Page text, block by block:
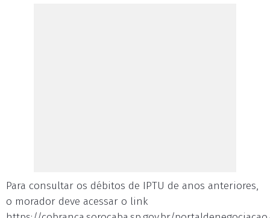
Para consultar os débitos de IPTU de anos anteriores,
o morador deve acessar o link